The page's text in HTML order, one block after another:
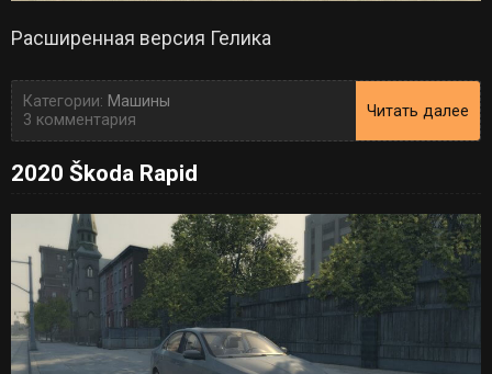
Расширенная версия Гелика
Категории: Машины
3 комментария
Читать далее
2020 Škoda Rapid